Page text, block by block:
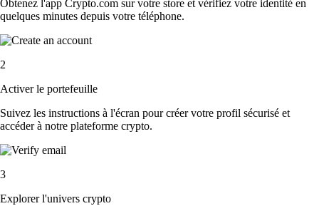
Obtenez l'app Crypto.com sur votre store et vérifiez votre identité en
quelques minutes depuis votre téléphone.
2
Activer le portefeuille
Suivez les instructions à l'écran pour créer votre profil sécurisé et
accéder à notre plateforme crypto.
3
Explorer l'univers crypto